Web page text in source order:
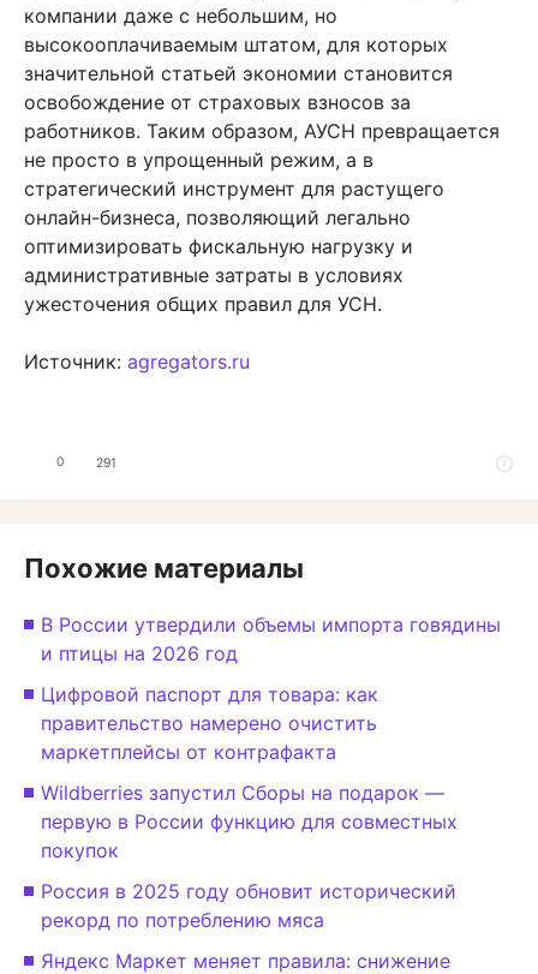
компании даже с небольшим, но
высокооплачиваемым штатом, для которых
значительной статьей экономии становится
освобождение от страховых взносов за
работников. Таким образом, АУСН превращается
не просто в упрощенный режим, а в
стратегический инструмент для растущего
онлайн-бизнеса, позволяющий легально
оптимизировать фискальную нагрузку и
административные затраты в условиях
ужесточения общих правил для УСН.
Источник: agregators.ru
0 291
Похожие материалы
В России утвердили объемы импорта говядины
и птицы на 2026 год
Цифровой паспорт для товара: как
правительство намерено очистить
маркетплейсы от контрафакта
Wildberries запустил Сборы на подарок —
первую в России функцию для совместных
покупок
Россия в 2025 году обновит исторический
рекорд по потреблению мяса
Яндекс Маркет меняет правила: снижение